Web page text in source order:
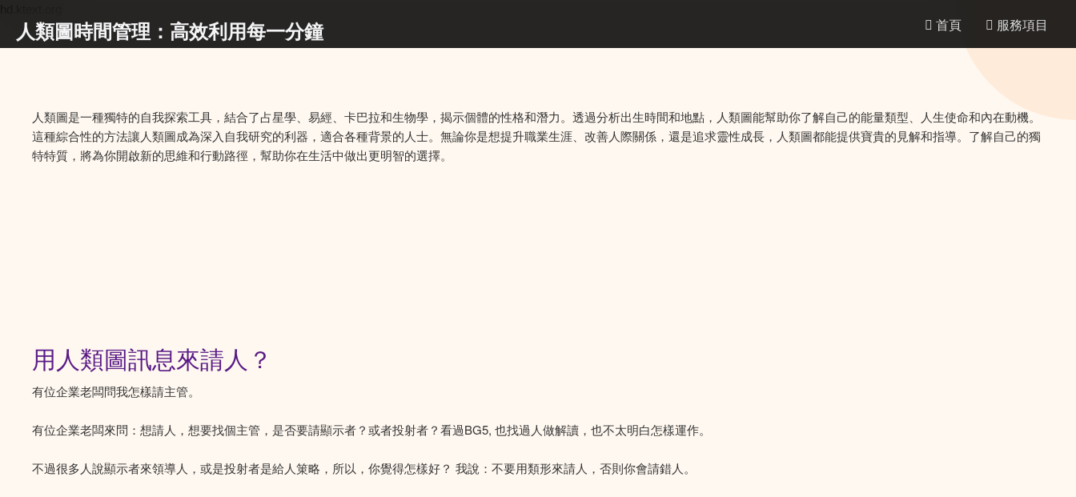
人類圖時間管理：高效利用每一分鐘 首頁 服務項目
人類圖是一種獨特的自我探索工具，結合了占星學、易經、卡巴拉和生物學，揭示個體的性格和潛力。透過分析出生時間和地點，人類圖能幫助你了解自己的能量類型、人生使命和內在動機。
這種綜合性的方法讓人類圖成為深入自我研究的利器，適合各種背景的人士。無論你是想提升職業生涯、改善人際關係，還是追求靈性成長，人類圖都能提供寶貴的見解和指導。了解自己的獨
特特質，將為你開啟新的思維和行動路徑，幫助你在生活中做出更明智的選擇。
用人類圖訊息來請人？
有位企業老闆問我怎樣請主管。
有位企業老闆來問：想請人，想要找個主管，是否要請顯示者？或者投射者？看過BG5, 也找過人做解讀，也不太明白怎樣運作。
不過很多人說顯示者來領導人，或是投射者是給人䇿略，所以，你覺得怎樣好？ 我說：不要用類形來請人，否則你會請錯人。